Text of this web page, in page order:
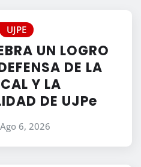
UJPE
UN LOGRO
DE LA
Y LA
DE UJPe
Ago 6, 2026